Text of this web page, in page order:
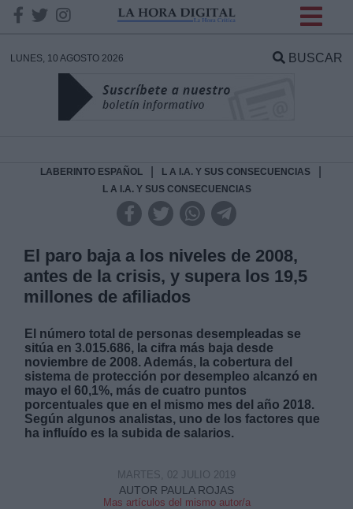
LUNES, 10 AGOSTO 2026 BUSCAR
LABERINTO ESPAÑOL L A I.A. Y SUS CONSECUENCIAS
L A I.A. Y SUS CONSECUENCIAS
El paro baja a los niveles de 2008,
antes de la crisis, y supera los 19,5
millones de afiliados
El número total de personas desempleadas se
sitúa en 3.015.686, la cifra más baja desde
noviembre de 2008. Además, la cobertura del
sistema de protección por desempleo alcanzó en
mayo el 60,1%, más de cuatro puntos
porcentuales que en el mismo mes del año 2018.
Según algunos analistas, uno de los factores que
ha influído es la subida de salarios.
AUTOR PAULA ROJAS
Mas artículos del mismo autor/a
MARTES, 02 JULIO 2019
DATOS
Responsable:
link